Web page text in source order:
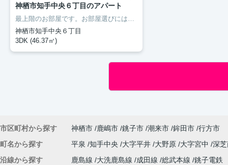
神栖市知手中央６丁目のアパート
最上階のお部屋です。お部屋選びには欠かせない内覧も、空き部屋であればスムーズです。二人入居が可能な物件です。室内設備はエアコン・フローリングなどが揃っているので、快適に過ごしやすいお部屋になります。多くの方にご好評をいただいている、清潔感のある賃貸物件です。神栖市の住まい探しをお手伝いします。豊成管理システムがお客様に合った住まいをご紹介いたしますので、まずはお気軽にお問い合わせ下さい。
神栖市知手中央６丁目
3DK (46.37㎡)
市区町村から探す 神栖市 鹿嶋市 銚子市 潮来市 鉾田市 行方市
町名から探す
平泉 知手中央 大字平井 大野原 大字宮中
深
沿線から探す
鹿島線 大洗鹿島線 成田線 総武本線 銚子電鉄